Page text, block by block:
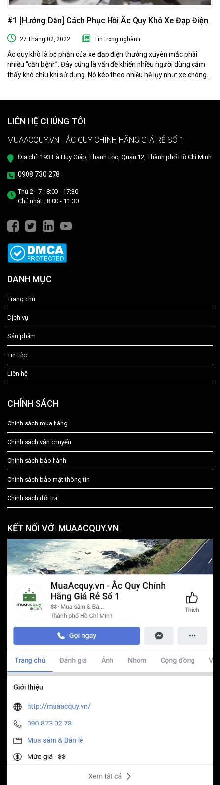
#1 [Hướng Dẫn] Cách Phục Hồi Ắc Quy Khô Xe Đạp Điện
Tại Nhà
27 Tháng 02, 2022 Tin trong nghành
Ắc quy khô là bộ phận của xe đạp điện thường xuyên mắc phải
nhiều “căn bệnh”. Đây cũng là vấn đề khiến nhiều người dùng cảm
thấy khó chịu khi sử dụng. Nó kéo theo nhiều hệ lụy như: xe chóng
cách đơn giản và hiệu quả như ở tiệm dưỡng nhé!
LIÊN HỆ CHÚNG TÔI
MUAACQUY.VN - ẮC QUY CHÍNH HÃNG GIÁ RẺ SỐ 1
Địa chỉ: 193 Hà Huy Giáp, Thạnh Lộc, Quận 12, Thành phố Hồ Chí Minh
0908 730 278
Thứ 2 - 7 : 8:00 - 17:30
Chủ nhật : 8:00 - 11:30
DANH MỤC
Trang chủ
Dịch vụ
Sản phẩm
Tin tức
Liên hệ
CHÍNH SÁCH
Chính sách mua hàng
Chính sách vận chuyển
Chính sách bảo hành
Chính sách bảo mật thông tin
Chính sách đổi trả
KẾT NỐI VỚI MUAACQUY.VN